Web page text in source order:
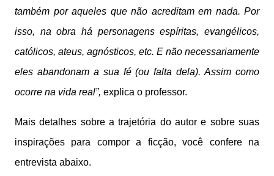
também por aqueles que não acreditam em nada. Por
isso, na obra há personagens espíritas, evangélicos,
católicos, ateus, agnósticos, etc. E não necessariamente
eles abandonam a sua fé (ou falta dela). Assim como
ocorre na vida real”, explica o professor.
Mais detalhes sobre a trajetória do autor e sobre suas
inspirações para compor a ficção, você confere na
entrevista abaixo.